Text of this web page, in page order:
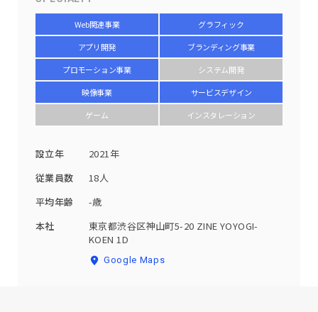
Web関連事業
グラフィック
アプリ開発
ブランディング事業
プロモーション事業
システム開発
映像事業
サービスデザイン
ゲーム
インスタレーション
設立年
2021年
従業員数
18人
平均年齢
-歳
本社
東京都渋谷区神山町5-20 ZINE YOYOGI-
KOEN 1D
Google Maps